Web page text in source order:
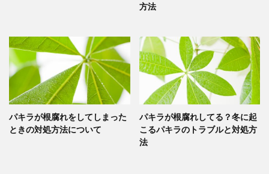
方法
パキラが根腐れをしてしまった
ときの対処方法について
パキラが根腐れしてる？冬に起
こるパキラのトラブルと対処方
法